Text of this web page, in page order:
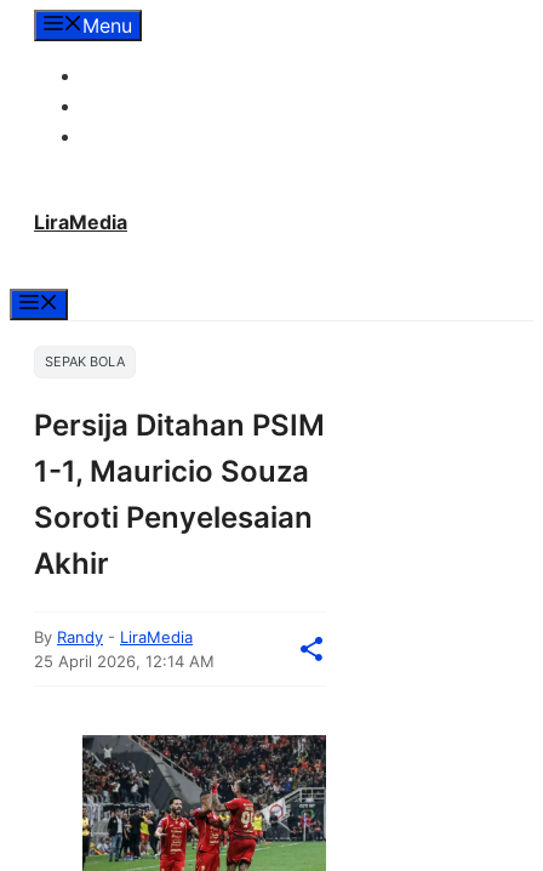
LangsungMenu
LiraMedia
SEPAK BOLA
Persija Ditahan PSIM
1-1, Mauricio Souza
Soroti Penyelesaian
Akhir
By Randy - LiraMedia
25 April 2026, 12:14 AM